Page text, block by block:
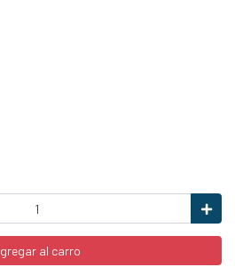
al carro